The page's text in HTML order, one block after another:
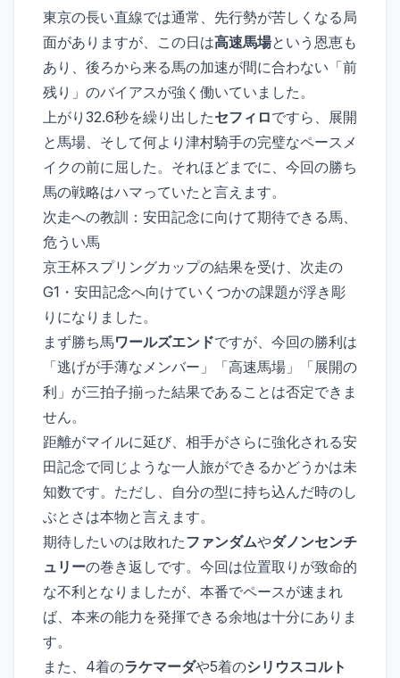
東京の長い直線では通常、先行勢が苦しくなる局
面がありますが、この日は高速馬場という恩恵も
あり、後ろから来る馬の加速が間に合わない「前
残り」のバイアスが強く働いていました。
上がり32.6秒を繰り出したセフィロですら、展開
と馬場、そして何より津村騎手の完璧なペースメ
イクの前に屈した。それほどまでに、今回の勝ち
馬の戦略はハマっていたと言えます。
次走への教訓：安田記念に向けて期待できる馬、
危うい馬
京王杯スプリングカップの結果を受け、次走の
G1・安田記念へ向けていくつかの課題が浮き彫
りになりました。
まず勝ち馬ワールズエンドですが、今回の勝利は
「逃げが手薄なメンバー」「高速馬場」「展開の
利」が三拍子揃った結果であることは否定できま
せん。
距離がマイルに延び、相手がさらに強化される安
田記念で同じような一人旅ができるかどうかは未
知数です。ただし、自分の型に持ち込んだ時のし
ぶとさは本物と言えます。
期待したいのは敗れたファンダムやダノンセンチ
ュリーの巻き返しです。今回は位置取りが致命的
な不利となりましたが、本番でペースが速まれ
ば、本来の能力を発揮できる余地は十分にありま
す。
また、4着のラケマーダや5着のシリウスコルト